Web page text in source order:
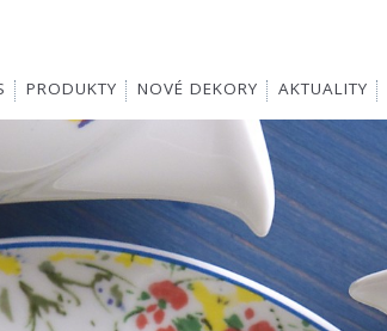
PRODUKTY NOVÉ DEKORY AKTUALITY